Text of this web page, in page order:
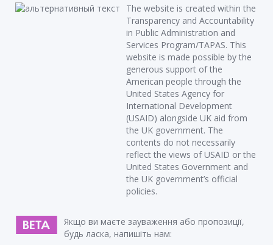
The website is created within the
Transparency and Accountability
in Public Administration and
Services Program/TAPAS. This
website is made possible by the
generous support of the
American people through the
United States Agency for
International Development
(USAID) alongside UK aid from
the UK government. The
contents do not necessarily
reflect the views of USAID or the
United States Government and
the UK government’s official
policies.
Якщо ви маєте зауваження або пропозиції,
будь ласка, напишіть нам: